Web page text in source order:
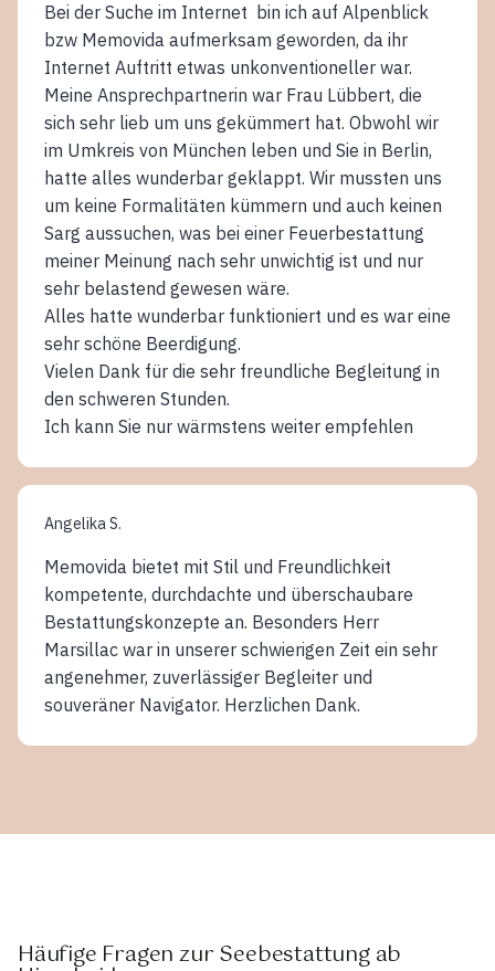
Bei der Suche im Internet bin ich auf Alpenblick
bzw Memovida aufmerksam geworden, da ihr
Internet Auftritt etwas unkonventioneller war.
Meine Ansprechpartnerin war Frau Lübbert, die
sich sehr lieb um uns gekümmert hat. Obwohl wir
im Umkreis von München leben und Sie in Berlin,
hatte alles wunderbar geklappt. Wir mussten uns
um keine Formalitäten kümmern und auch keinen
Sarg aussuchen, was bei einer Feuerbestattung
meiner Meinung nach sehr unwichtig ist und nur
sehr belastend gewesen wäre.
Alles hatte wunderbar funktioniert und es war eine
sehr schöne Beerdigung.
Vielen Dank für die sehr freundliche Begleitung in
den schweren Stunden.
Ich kann Sie nur wärmstens weiter empfehlen
Angelika S.
Memovida bietet mit Stil und Freundlichkeit
kompetente, durchdachte und überschaubare
Bestattungskonzepte an. Besonders Herr
Marsillac war in unserer schwierigen Zeit ein sehr
angenehmer, zuverlässiger Begleiter und
souveräner Navigator. Herzlichen Dank.
Häufige Fragen zur Seebestattung ab